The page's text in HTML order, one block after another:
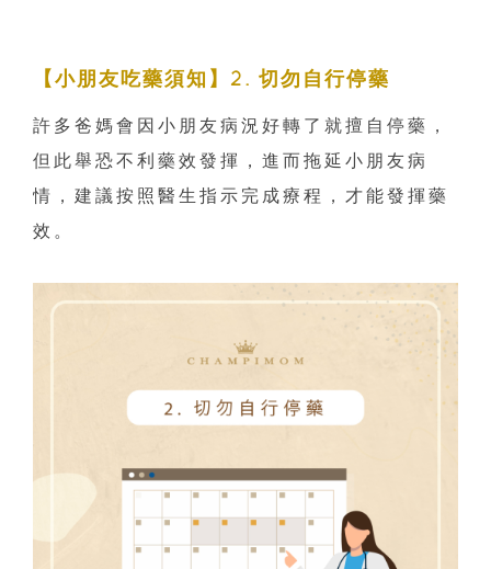
【小朋友吃藥須知】2. 切勿自行停藥
許多爸媽會因小朋友病況好轉了就擅自停藥，
但此舉恐不利藥效發揮，進而拖延小朋友病
情，建議按照醫生指示完成療程，才能發揮藥
效。